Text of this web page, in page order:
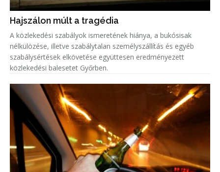
Hajszálon múlt a tragédia
A közlekedési szabályok ismeretének hiánya, a bukósisak
nélkülözése, illetve szabálytalan személyszállítás és egyéb
szabálysértések elkövetése együttesen eredményezett
közlekedési balesetet Győrben.